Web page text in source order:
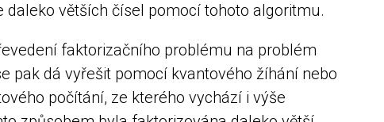
daleko větších čísel pomocí tohoto algoritmu.
faktorizačního problému na problém
pak dá vyřešit pomocí kvantového žíhání nebo
počítání, ze kterého vychází i výše